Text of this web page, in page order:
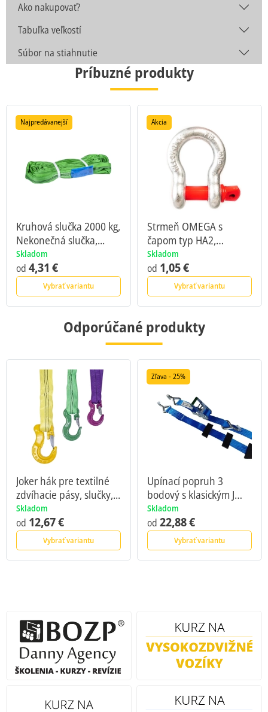
Ako nakupovať?
Tabuľka veľkostí
Súbor na stiahnutie
Príbuzné produkty
Najpredávanejší
Kruhová slučka 2000 kg,
Nekonečná slučka,...
Skladom
od 4,31 €
Vybrať variantu
Akcia
Strmeň OMEGA s
čapom typ HA2,
Vysokopevnostný,...
Skladom
od 1,05 €
Vybrať variantu
Odporúčané produkty
Joker hák pre textilné
zdvíhacie pásy, slučky,...
Skladom
od 12,67 €
Vybrať variantu
Zľava - 25%
Upínací popruh 3
bodový s klasickým J
hákom,...
Skladom
od 22,88 €
Vybrať variantu